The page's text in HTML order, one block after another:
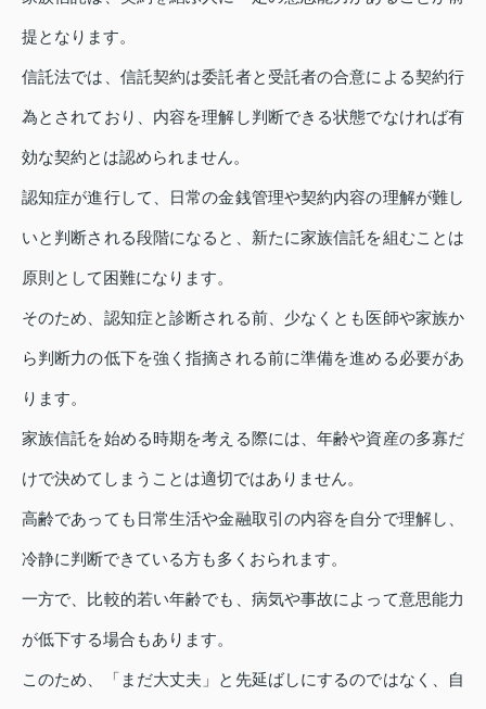
提となります。
信託法では、信託契約は委託者と受託者の合意による契約行
為とされており、内容を理解し判断できる状態でなければ有
効な契約とは認められません。
認知症が進行して、日常の金銭管理や契約内容の理解が難し
いと判断される段階になると、新たに家族信託を組むことは
原則として困難になります。
そのため、認知症と診断される前、少なくとも医師や家族か
ら判断力の低下を強く指摘される前に準備を進める必要があ
ります。
家族信託を始める時期を考える際には、年齢や資産の多寡だ
けで決めてしまうことは適切ではありません。
高齢であっても日常生活や金融取引の内容を自分で理解し、
冷静に判断できている方も多くおられます。
一方で、比較的若い年齢でも、病気や事故によって意思能力
が低下する場合もあります。
このため、「まだ大丈夫」と先延ばしにするのではなく、自